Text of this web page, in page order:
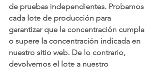
de pruebas independientes. Probamos
cada lote de producción para
garantizar que la concentración cumpla
o supere la concentración indicada en
nuestro sitio web. De lo contrario,
devolvemos el lote a nuestro